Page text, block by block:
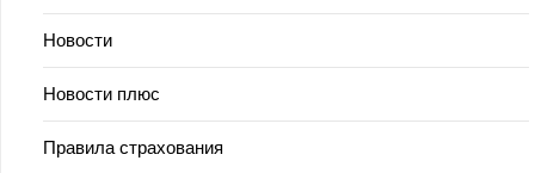
Новости
Новости плюс
Правила страхования